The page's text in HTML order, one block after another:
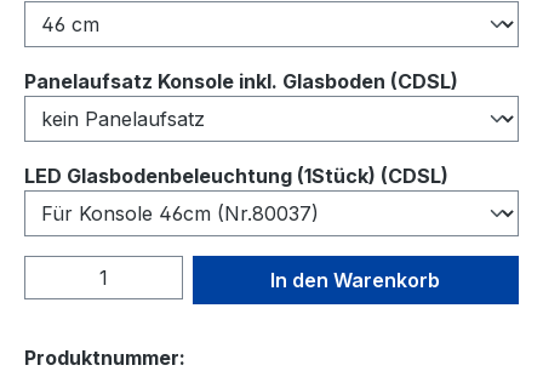
Panelaufsatz Konsole inkl. Glasboden (CDSL)
LED Glasbodenbeleuchtung (1Stück) (CDSL)
Produkt Anzahl: Gib denIn den Warenkorb
Produktnummer: